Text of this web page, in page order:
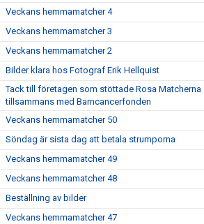
Veckans hemmamatcher 4
Veckans hemmamatcher 3
Veckans hemmamatcher 2
Bilder klara hos Fotograf Erik Hellquist
Tack till företagen som stöttade Rosa Matcherna
tillsammans med Barncancerfonden
Veckans hemmamatcher 50
Söndag är sista dag att betala strumporna
Veckans hemmamatcher 49
Veckans hemmamatcher 48
Beställning av bilder
Veckans hemmamatcher 47